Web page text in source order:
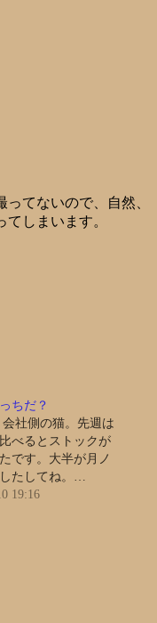
てないので、自然、
しまいます。
ちだ？
社側の猫。先週は
べるとストックが
です。大半が月ノ
たしてね。…
19:16